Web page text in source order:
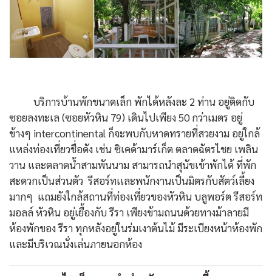
บริการบ้านพักขนาดเล็ก พักได้หลังละ 2 ท่าน อยู่ติดกับ
ซอยลงทะเล (ซอยหัวหิน 79) เดินไปเพียง 50 กว่าเมตร อยู่
ข้างๆ intercontinental ก็จะพบกับหาดทรายที่สวยงาม อยู่ใกล้
แหล่งท่องเที่ยวชื่อดัง เช่น ซิเคด้ามาร์เก็ต ตลาดฉัตรไชย เพลิน
วาน และตลาดน้ำสามพันนาม สามารถนำสุนัขเข้าพักได้ ที่พัก
สะดวกเป็นส่วนตัว รีสอร์ทเเละพนักงานเป็นมิตรกับสัตว์เลี้ยง
มากๆ แถมยังใกล้สถานที่ท่องเที่ยวของหัวหิน บลูพอร์ต รีสอร์ท
มอลล์ หัวหิน อยู่เยื้องกับ รีรา เพียงข้ามถนนด้วยทางม้าลายมี
ห้องพักของ รีรา ทุกหลังอยู่ในร่มเงาต้นไม้ มีระเบียงหน้าห้องพัก
และมีบริเวณนั่งเล่นภายนอกห้อง